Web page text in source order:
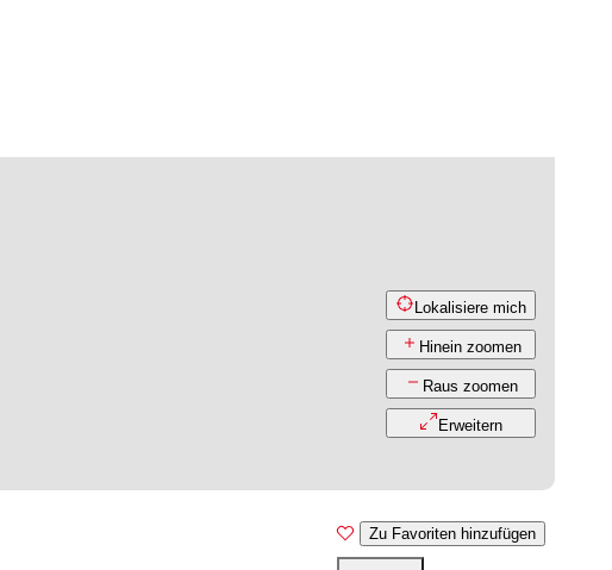
Lokalisiere mich
Hinein zoomen
Raus zoomen
Erweitern
Zu Favoriten hinzufügen